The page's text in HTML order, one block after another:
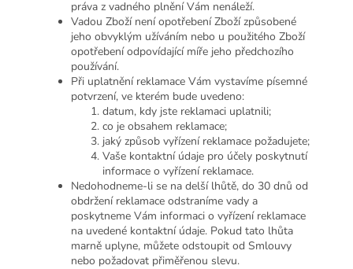
práva z vadného plnění Vám nenáleží.
Vadou Zboží není opotřebení Zboží způsobené
jeho obvyklým užíváním nebo u použitého Zboží
opotřebení odpovídající míře jeho předchozího
používání.
Při uplatnění reklamace Vám vystavíme písemné
potvrzení, ve kterém bude uvedeno:
datum, kdy jste reklamaci uplatnili;
co je obsahem reklamace;
jaký způsob vyřízení reklamace požadujete;
Vaše kontaktní údaje pro účely poskytnutí
informace o vyřízení reklamace.
Nedohodneme-li se na delší lhůtě, do 30 dnů od
obdržení reklamace odstraníme vady a
poskytneme Vám informaci o vyřízení reklamace
na uvedené kontaktní údaje. Pokud tato lhůta
marně uplyne, můžete odstoupit od Smlouvy
nebo požadovat přiměřenou slevu.